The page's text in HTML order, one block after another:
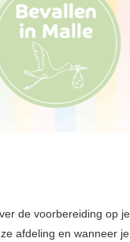
de voorbereiding op
afdeling en wanneer